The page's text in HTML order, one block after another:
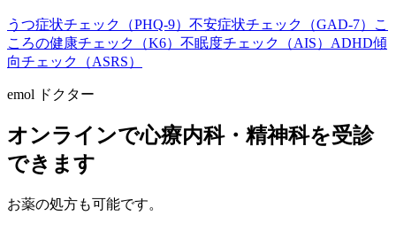
うつ症状チェック（PHQ-9） 不安症状チェック（GAD-7）
こ
ころの健康チェック（K6） 不眠度チェック（AIS） ADHD傾
向チェック（ASRS）
emol ドクター
オンラインで心療内科・精神科を受診
できます
お薬の処方も可能です。